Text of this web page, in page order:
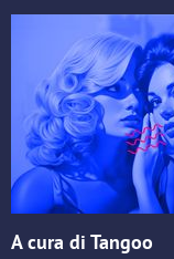
A cura di Tangoo